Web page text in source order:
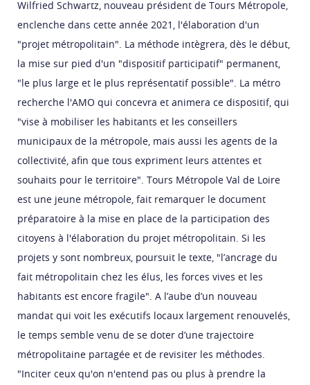
Wilfried Schwartz, nouveau président de Tours Métropole,
enclenche dans cette année 2021, l'élaboration d'un
"projet métropolitain". La méthode intègrera, dès le début,
la mise sur pied d'un "dispositif participatif" permanent,
"le plus large et le plus représentatif possible". La métro
recherche l'AMO qui concevra et animera ce dispositif, qui
"vise à mobiliser les habitants et les conseillers
municipaux de la métropole, mais aussi les agents de la
collectivité, afin que tous expriment leurs attentes et
souhaits pour le territoire". Tours Métropole Val de Loire
est une jeune métropole, fait remarquer le document
préparatoire à la mise en place de la participation des
citoyens à l'élaboration du projet métropolitain. Si les
projets y sont nombreux, poursuit le texte, "l’ancrage du
fait métropolitain chez les élus, les forces vives et les
habitants est encore fragile". A l’aube d’un nouveau
mandat qui voit les exécutifs locaux largement renouvelés,
le temps semble venu de se doter d’une trajectoire
métropolitaine partagée et de revisiter les méthodes.
"Inciter ceux qu'on n'entend pas ou plus à prendre la